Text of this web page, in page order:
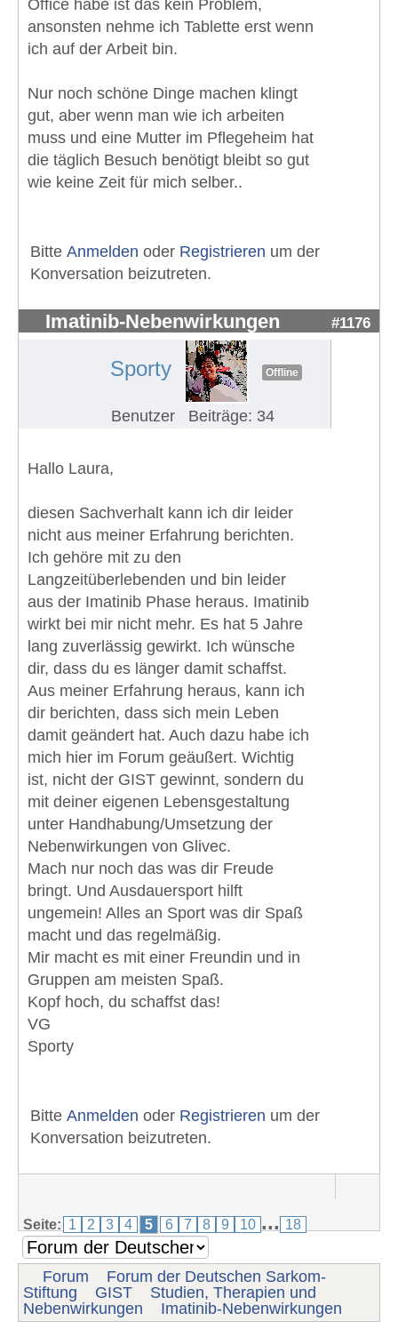
Office habe ist das kein Problem,
ansonsten nehme ich Tablette erst wenn
ich auf der Arbeit bin.
Nur noch schöne Dinge machen klingt
gut, aber wenn man wie ich arbeiten
muss und eine Mutter im Pflegeheim hat
die täglich Besuch benötigt bleibt so gut
wie keine Zeit für mich selber..
Bitte Anmelden oder Registrieren um der
Konversation beizutreten.
Imatinib-Nebenwirkungen #1176
Sporty Offline
Benutzer Beiträge: 34
Hallo Laura,
diesen Sachverhalt kann ich dir leider
nicht aus meiner Erfahrung berichten.
Ich gehöre mit zu den
Langzeitüberlebenden und bin leider
aus der Imatinib Phase heraus. Imatinib
wirkt bei mir nicht mehr. Es hat 5 Jahre
lang zuverlässig gewirkt. Ich wünsche
dir, dass du es länger damit schaffst.
Aus meiner Erfahrung heraus, kann ich
dir berichten, dass sich mein Leben
damit geändert hat. Auch dazu habe ich
mich hier im Forum geäußert. Wichtig
ist, nicht der GIST gewinnt, sondern du
mit deiner eigenen Lebensgestaltung
unter Handhabung/Umsetzung der
Nebenwirkungen von Glivec.
Mach nur noch das was dir Freude
bringt. Und Ausdauersport hilft
ungemein! Alles an Sport was dir Spaß
macht und das regelmäßig.
Mir macht es mit einer Freundin und in
Gruppen am meisten Spaß.
Kopf hoch, du schaffst das!
VG
Sporty
Bitte Anmelden oder Registrieren um der
Konversation beizutreten.
Seite: 1 2 3 4 5 6 7 8 9 10 ... 18
Forum
Forum der Deutschen Sarkom-
Stiftung
GIST
Studien, Therapien und
Nebenwirkungen
Imatinib-Nebenwirkungen